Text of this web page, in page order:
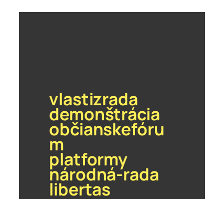
vlastizrada
demonštrácia
občianskefóru
m
platformy
národná-rada
libertas